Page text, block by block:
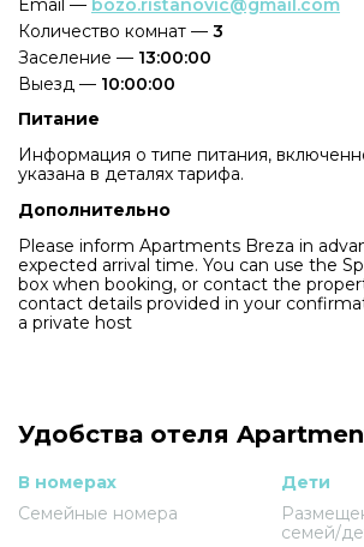
Email — bozo.ristanovic@gmail.com
Количество комнат — 3
Заселение — 13:00:00
Выезд — 10:00:00
Питание
Информация о типе питания,
указана в деталях тарифа.
Дополнительно
Please inform Apartments Breza in
expected arrival time. You can use the
box when booking, or contact the
contact details provided in your
a private host
Удобства отеля
В номерах
Семейные номера
Дети
семей/